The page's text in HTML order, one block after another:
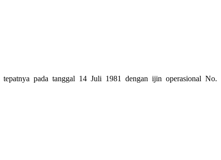
pada tanggal 14 Juli 1981 dengan ijin operasional No.